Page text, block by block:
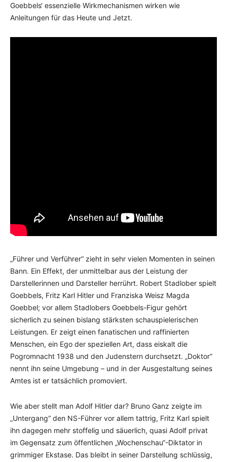
Goebbels‘ essenzielle Wirkmechanismen wirken wie
Anleitungen für das Heute und Jetzt.
„Führer und Verführer“ zieht in sehr vielen Momenten in seinen
Bann. Ein Effekt, der unmittelbar aus der Leistung der
Darstellerinnen und Darsteller herrührt. Robert Stadlober spielt
Goebbels, Fritz Karl Hitler und Franziska Weisz Magda
Goebbel; vor allem Stadlobers Goebbels-Figur gehört
sicherlich zu seinen bislang stärksten schauspielerischen
Leistungen. Er zeigt einen fanatischen und raffinierten
Menschen, ein Ego der speziellen Art, dass eiskalt die
Pogromnacht 1938 und den Judenstern durchsetzt. „Doktor“
nennt ihn seine Umgebung – und in der Ausgestaltung seines
Amtes ist er tatsächlich promoviert.
Wie aber stellt man Adolf Hitler dar? Bruno Ganz zeigte im
„Untergang“ den NS-Führer vor allem tattrig, Fritz Karl spielt
ihn dagegen mehr stoffelig und säuerlich, quasi Adolf privat
im Gegensatz zum öffentlichen „Wochenschau“-Diktator in
grimmiger Ekstase. Das bleibt in seiner Darstellung schlüssig,